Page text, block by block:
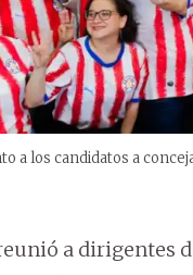
a los candidatos a
a dirigentes